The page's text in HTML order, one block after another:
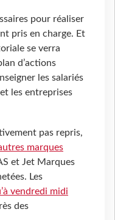
pour réaliser
pris en charge. Et
se verra
d’actions
les salariés
les entreprises
pas repris,
marques
et Jet Marques
Les
vendredi midi
des